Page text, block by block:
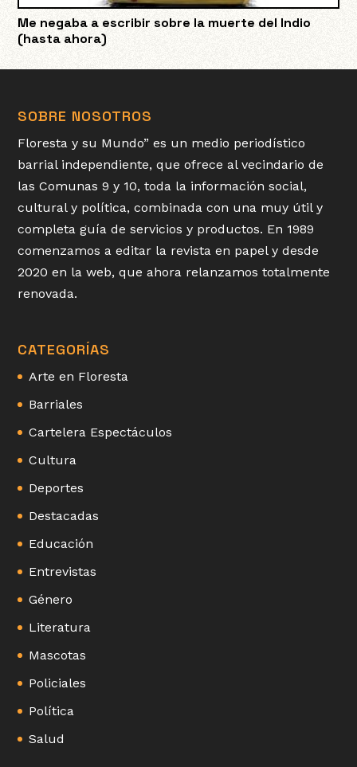
Me negaba a escribir sobre la muerte del Indio
(hasta ahora)
SOBRE NOSOTROS
Floresta y su Mundo” es un medio periodístico
barrial independiente, que ofrece al vecindario de
las Comunas 9 y 10, toda la información social,
cultural y política, combinada con una muy útil y
completa guía de servicios y productos. En 1989
comenzamos a editar la revista en papel y desde
2020 en la web, que ahora relanzamos totalmente
renovada.
CATEGORÍAS
Arte en Floresta
Barriales
Cartelera Espectáculos
Cultura
Deportes
Destacadas
Educación
Entrevistas
Género
Literatura
Mascotas
Policiales
Política
Salud